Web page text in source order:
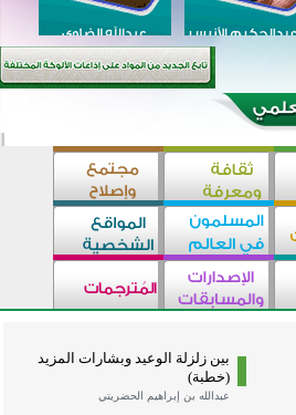
بين زلزلة الوعيد وبشارات المزيد
(خطبة)
عبدالله بن إبراهيم الحضريتي